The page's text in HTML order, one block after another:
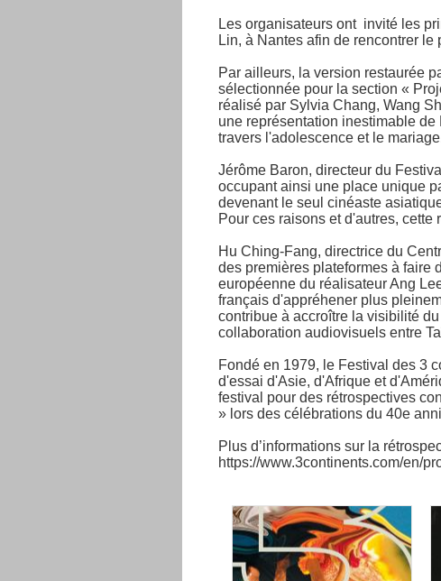
Les organisateurs ont invité les
Lin, à Nantes afin de rencontrer le
Par ailleurs, la version restaurée
sélectionnée pour la section «
réalisé par Sylvia Chang, Wang
une représentation inestimable
travers l'adolescence et le
Jérôme Baron, directeur du
occupant ainsi une place unique
devenant le seul cinéaste
Pour ces raisons et d'autres,
Hu Ching-Fang, directrice du
des premières plateformes à faire
européenne du réalisateur Ang
français d'appréhener plus
contribue à accroître la visibilité
collaboration audiovisuels entre
Fondé en 1979, le Festival des 3
d'essai d'Asie, d'Afrique et
festival pour des rétrospectives
» lors des célébrations du 40e
Plus d’informations sur la
https://www.3continents.com/en/